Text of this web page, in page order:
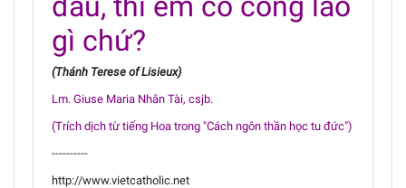
gì chứ?
(Thánh Terese of Lisieux)
Lm. Giuse Maria Nhân Tài, csjb.
(Trích dịch từ tiếng Hoa trong "Cách ngôn thần học tu đức")
----------
http://www.vietcatholic.net